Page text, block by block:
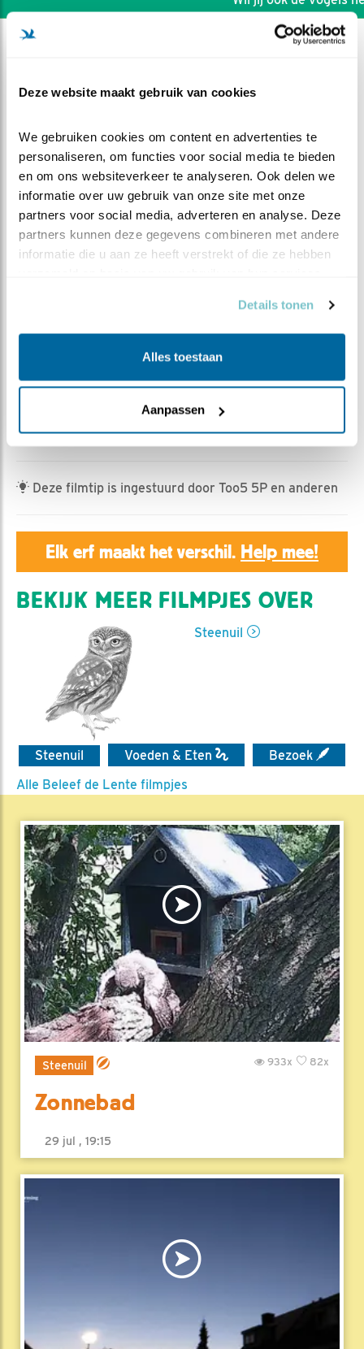
Deze website maakt gebruik van cookies
We gebruiken cookies om content en advertenties te
personaliseren, om functies voor social media te bieden
en om ons websiteverkeer te analyseren. Ook delen we
informatie over uw gebruik van onze site met onze
partners voor social media, adverteren en analyse. Deze
partners kunnen deze gegevens combineren met andere
informatie die u aan ze heeft verstrekt of die ze hebben
Details tonen
Alles toestaan
Aanpassen
Horen en toch ook zien
Geert | Geplaatst op 18 april 2022, 23:55 |
leuk| Bewaar dit filmpje|
482x
Steenuil, kerkuil en gekraagde roodstaart treden op in
dit filmpje
Deze filmtip is ingestuurd door Too5 5P en anderen
Elk erf maakt het verschil. Help mee!
BEKIJK MEER FILMPJES OVER
Steenuil
Steenuil Voeden & Eten
Bezoek
Alle Beleef de Lente filmpjes
Steenuil 82x
933x
Zonnebad
29 jul , 19:15